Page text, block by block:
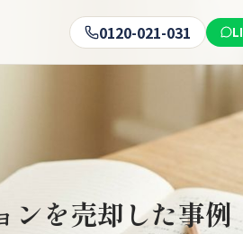
0120-021-031
ンを売却した事例